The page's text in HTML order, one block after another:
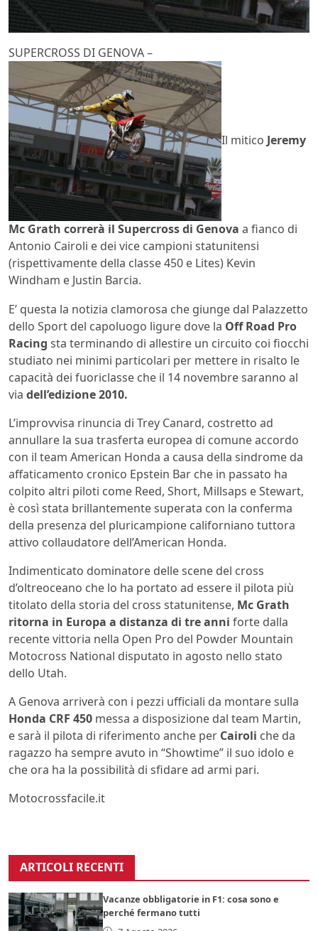
SUPERCROSS DI GENOVA –
Il mitico Jeremy
Mc Grath correrà il Supercross di Genova a fianco di
Antonio Cairoli e dei vice campioni statunitensi
(rispettivamente della classe 450 e Lites) Kevin
Windham e Justin Barcia.
E’ questa la notizia clamorosa che giunge dal Palazzetto
dello Sport del capoluogo ligure dove la Off Road Pro
Racing sta terminando di allestire un circuito coi fiocchi
studiato nei minimi particolari per mettere in risalto le
capacità dei fuoriclasse che il 14 novembre saranno al
via dell’edizione 2010.
L’improvvisa rinuncia di Trey Canard, costretto ad
annullare la sua trasferta europea di comune accordo
con il team American Honda a causa della sindrome da
affaticamento cronico Epstein Bar che in passato ha
colpito altri piloti come Reed, Short, Millsaps e Stewart,
è così stata brillantemente superata con la conferma
della presenza del pluricampione californiano tuttora
attivo collaudatore dell’American Honda.
Indimenticato dominatore delle scene del cross
d’oltreoceano che lo ha portato ad essere il pilota più
titolato della storia del cross statunitense, Mc Grath
ritorna in Europa a distanza di tre anni forte dalla
recente vittoria nella Open Pro del Powder Mountain
Motocross National disputato in agosto nello stato
dello Utah.
A Genova arriverà con i pezzi ufficiali da montare sulla
Honda CRF 450 messa a disposizione dal team Martin,
e sarà il pilota di riferimento anche per Cairoli che da
ragazzo ha sempre avuto in “Showtime” il suo idolo e
che ora ha la possibilità di sfidare ad armi pari.
Motocrossfacile.it
ARTICOLI RECENTI
Vacanze obbligatorie in F1: cosa sono e
perché fermano tutti